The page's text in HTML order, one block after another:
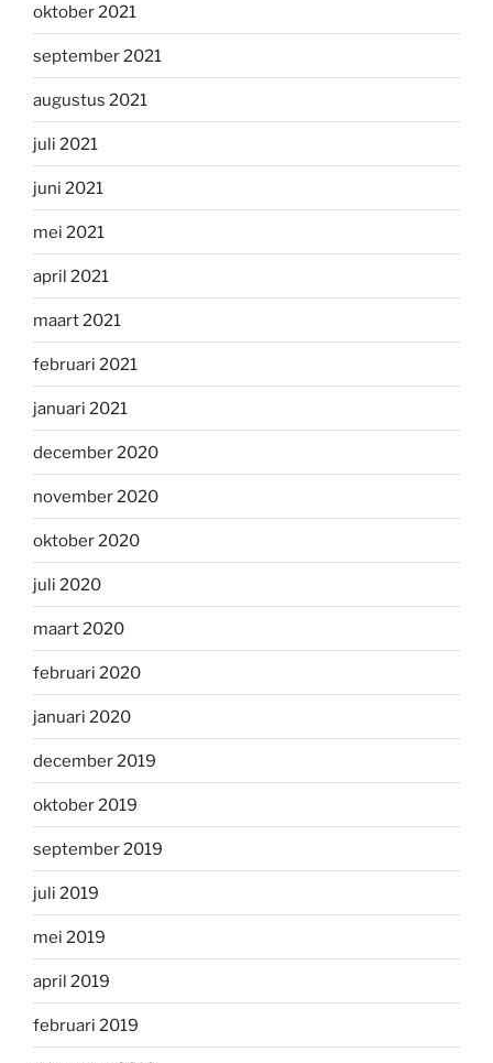
oktober 2021
september 2021
augustus 2021
juli 2021
juni 2021
mei 2021
april 2021
maart 2021
februari 2021
januari 2021
december 2020
november 2020
oktober 2020
juli 2020
maart 2020
februari 2020
januari 2020
december 2019
oktober 2019
september 2019
juli 2019
mei 2019
april 2019
februari 2019